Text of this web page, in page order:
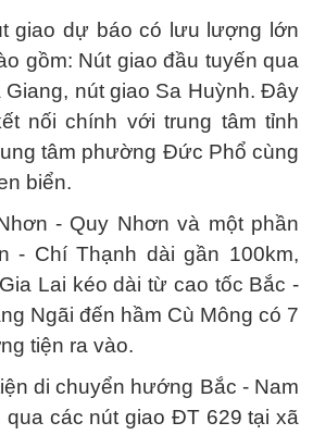
giao dự báo có lưu lượng lớn
gồm: Nút giao đầu tuyến qua
nút giao Sa Huỳnh. Đây
nối chính với trung tâm tỉnh
tâm phường Đức Phổ cùng
biển.
- Quy Nhơn và một phần
- Chí Thạnh dài gần 100km,
Lai kéo dài từ cao tốc Bắc -
Ngãi đến hầm Cù Mông có 7
tiện ra vào.
di chuyển hướng Bắc - Nam
qua các nút giao ĐT 629 tại xã